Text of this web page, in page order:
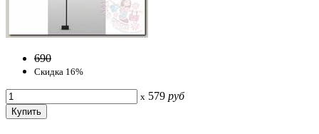
690
Скидка 16%
x 579 руб